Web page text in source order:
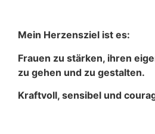
Mein Herzensziel ist es:
Frauen zu stärken, ihren
zu gehen und zu gestalten.
Kraftvoll, sensibel und